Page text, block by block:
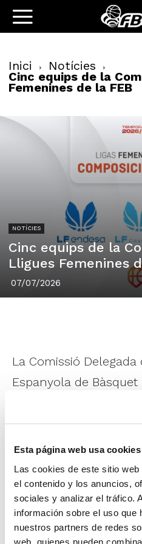
Esta página web usa cookies
Las cookies de este sitio
el contenido y los anuncios,
sociales y analizar el tráfico.
información sobre el uso que
nuestros partners de redes
web, quienes pueden
Inici Notícies
Cinc equips de la
Femenines de la FEB
NOTÍCIES
Cinc equips de la
Lligues Femenines
07/07/2026
La Comissió
Espanyola de
composició final de
temporada 2026/27.
Comunitat
participants.
València Basket